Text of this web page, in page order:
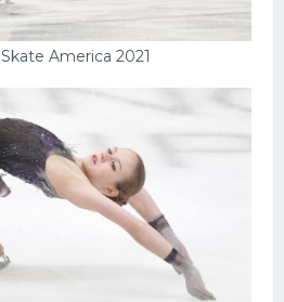
America 2021